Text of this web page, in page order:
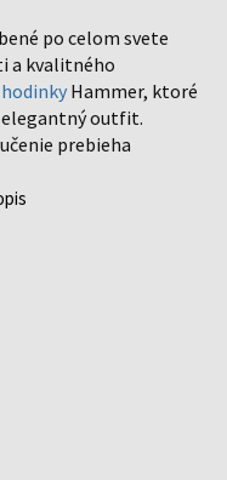
po celom svete
a kvalitného
hodinky Hammer, ktoré
elegantný outfit.
prebieha